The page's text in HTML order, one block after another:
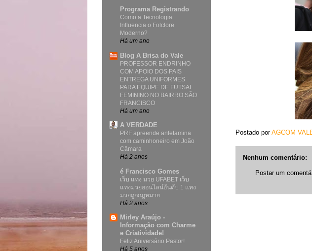
Postado porAGCOM
Nenhum comentário:
Postar um
Programa Registrando
Como a Tecnologia
Influencia o Folclore
Moderno?
Há um ano
Blog A Brisa do Vale
PROFESSOR ENDRINHO
COM APOIO DOS PAIS
ENTREGA UNIFORMES
PARA EQUIPE DE FUTSAL
FEMININO NO BAIRRO SÃO
FRANCISCO
Há um ano
A VERDADE
PRF apreende anfetamina
com caminhoneiro em João
Câmara
Há 2 anos
é Francisco Gomes
เว็บ แทง มวย UFABET เว็บ
แทงมวยออนไลน์อันดับ 1 แทง
มวยถูกกฎหมาย
Há 2 anos
Mirley Araújo -
Informação com Charme
e Criatividade!
Feliz Aniversário Pastor!
Há 5 anos